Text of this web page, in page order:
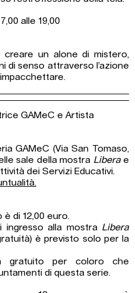
alle 19,00
creare un alone di mistero,
di senso attraverso l’azione
GAMeC e Artista
GAMeC (Via San Tomaso,
sale della mostra Liberae
dei Servizi Educativi.
è di 12,00 euro.
ingresso alla mostra Libera
è previsto solo per la
gratuito per coloro che
di questa serie.